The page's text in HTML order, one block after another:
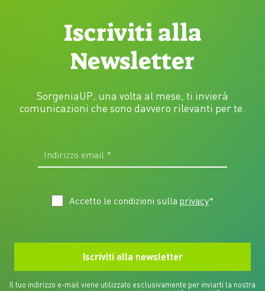
Iscriviti alla
Newsletter
SorgeniaUP, una volta al mese, ti invierà
comunicazioni che sono davvero rilevanti per te.
Accetto le condizioni sulla privacy*
Il tuo indirizzo e-mail viene utilizzato esclusivamente per inviarti la nostra